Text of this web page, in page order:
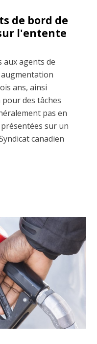
de bord de
l'entente
aux agents de
ans, ainsi
des tâches
pas en
sur un
canadien